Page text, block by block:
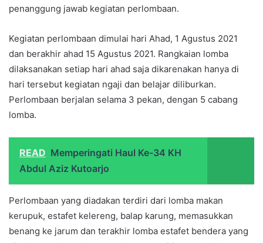
penanggung jawab kegiatan perlombaan.
Kegiatan perlombaan dimulai hari Ahad, 1 Agustus 2021
dan berakhir ahad 15 Agustus 2021. Rangkaian lomba
dilaksanakan setiap hari ahad saja dikarenakan hanya di
hari tersebut kegiatan ngaji dan belajar diliburkan.
Perlombaan berjalan selama 3 pekan, dengan 5 cabang
lomba.
READ Memperingati Haul Ke-34 KH
Abdul Aziz Kutoarjo
Perlombaan yang diadakan terdiri dari lomba makan
kerupuk, estafet kelereng, balap karung, memasukkan
benang ke jarum dan terakhir lomba estafet bendera yang